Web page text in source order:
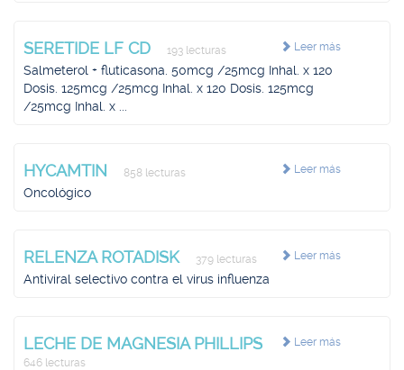
Leer más
SERETIDE LF CD 193 lecturas
Salmeterol + fluticasona. 50mcg /25mcg Inhal. x 120
Dosis. 125mcg /25mcg Inhal. x 120 Dosis. 125mcg
/25mcg Inhal. x ...
Leer más
HYCAMTIN 858 lecturas
Oncológico
Leer más
RELENZA ROTADISK 379 lecturas
Antiviral selectivo contra el virus influenza
Leer más
LECHE DE MAGNESIA PHILLIPS
646 lecturas